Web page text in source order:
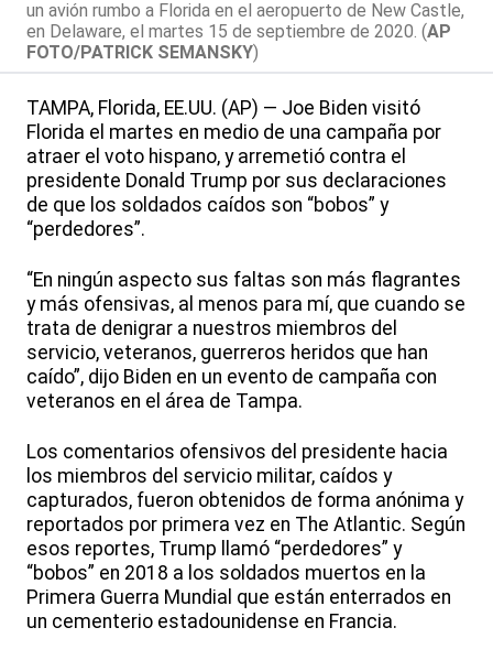
un avión rumbo a Florida en el aeropuerto de New Castle,
en Delaware, el martes 15 de septiembre de 2020. (AP
FOTO/PATRICK SEMANSKY)
TAMPA, Florida, EE.UU. (AP) — Joe Biden visitó
Florida el martes en medio de una campaña por
atraer el voto hispano, y arremetió contra el
presidente Donald Trump por sus declaraciones
de que los soldados caídos son “bobos” y
“perdedores”.
“En ningún aspecto sus faltas son más flagrantes
y más ofensivas, al menos para mí, que cuando se
trata de denigrar a nuestros miembros del
servicio, veteranos, guerreros heridos que han
caído”, dijo Biden en un evento de campaña con
veteranos en el área de Tampa.
Los comentarios ofensivos del presidente hacia
los miembros del servicio militar, caídos y
capturados, fueron obtenidos de forma anónima y
reportados por primera vez en The Atlantic. Según
esos reportes, Trump llamó “perdedores” y
“bobos” en 2018 a los soldados muertos en la
Primera Guerra Mundial que están enterrados en
un cementerio estadounidense en Francia.